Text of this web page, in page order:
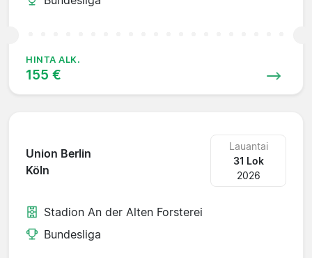
HINTA ALK.
155 €
Union Berlin
Köln
Lauantai
31 Lok
2026
Stadion An der Alten Forsterei
Bundesliga